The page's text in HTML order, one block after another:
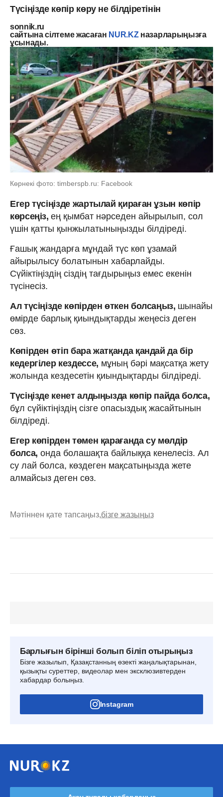
Түсіңізде көпір көру не білдіретінін
sonnik.ru
сайтына сілтеме жасаған NUR.KZназарларыңызға
ұсынады.
Көрнекі фото: timberspb.ru: Facebook
Егер түсіңізде жартылай қираған ұзын көпір
көрсеңіз,ең қымбат нәрседен айырылып, сол
үшін қатты қынжылатыныңызды білдіреді.
Ғашық жандарға мұндай түс көп ұзамай
айырылысу болатынын хабарлайды.
Сүйіктіңіздің сіздің тағдырыңыз емес екенін
түсінесіз.
Ал түсіңізде көпірден өткен болсаңыз, шынайы
өмірде барлық қиындықтарды жеңесіз деген
сөз.
Көпірден өтіп бара жатқанда қандай да бір
кедергілер кездессе, мұның бәрі мақсатқа жету
жолында кездесетін қиындықтарды білдіреді.
Түсіңізде кенет алдыңызда көпір пайда болса,
бұл сүйіктіңіздің сізге опасыздық жасайтынын
білдіреді.
Егер көпірден төмен қарағанда су мөлдір
болса, онда болашақта байлыққа кенелесіз. Ал
су лай болса, көздеген мақсатыңызда жете
алмайсыз деген сөз.
Мәтіннен қате тапсаңыз,бізге жазыңыз
Барлығын бірінші болып біліп отырыңыз
Бізге жазылып, Қазақстанның өзекті жаңалықтарынан,
қызықты суреттер, видеолар мен эксклюзивтерден
хабардар болыңыз.
Instagram